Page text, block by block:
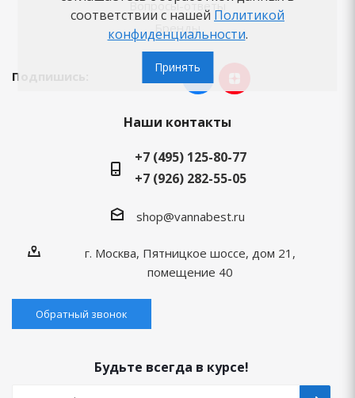
Вопросы-ответы
Бренды
Подпишись:
Наши контакты
+7 (495) 125-80-77
+7 (926) 282-55-05
shop@vannabest.ru
г. Москва, Пятницкое шоссе, дом 21,
помещение 40
Обратный звонок
Будьте всегда в курсе!
соответствии с нашей Политикой
конфиденциальности.
Принять